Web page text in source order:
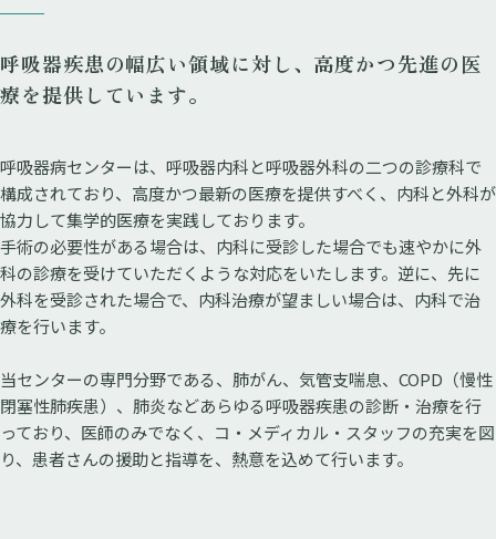
呼吸器疾患の幅広い領域に対し、高度かつ先進の医
療を提供しています。
呼吸器病センターは、呼吸器内科と呼吸器外科の二つの診療科で
構成されており、高度かつ最新の医療を提供すべく、内科と外科が
協力して集学的医療を実践しております。
手術の必要性がある場合は、内科に受診した場合でも速やかに外
科の診療を受けていただくような対応をいたします。逆に、先に
外科を受診された場合で、内科治療が望ましい場合は、内科で治
療を行います。
当センターの専門分野である、肺がん、気管支喘息、COPD（慢性
閉塞性肺疾患）、肺炎などあらゆる呼吸器疾患の診断・治療を行
っており、医師のみでなく、コ・メディカル・スタッフの充実を図
り、患者さんの援助と指導を、熱意を込めて行います。